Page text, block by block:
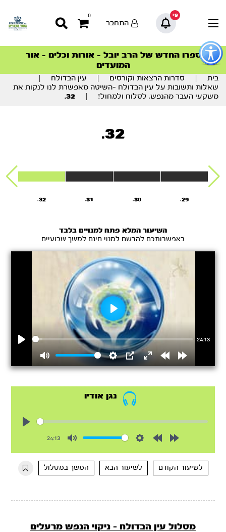
כפתור
לפתיחת
תפריט
9+
0
התחבר
סדרות הפודקאסטים
הסדרה המובילה החודש – דרך המלך
ספרו החדש של הרב יובל – אורות וכלים – אור
המועדים
הצטרפו למהפכת הבריאות הטבעית >
סדרות הפודקאסטים
הסדרה המובילה החודש – דרך המלך
תוכן
מרכזי
בית סדרות הרצאות וקורסים עין הבדולח
שאלות ותשובות על עין הבדולח -השיטה מאפשרת לנו לנקות את
משקעי העבר מהנפש, לסלוח ולמחול!
32.
32.
29.
30.
31.
32.
השיעור המלא פתח למנויים בלבד
באפשרותכם להרשם למנוי חינם למשך שבועיים
24:13
Mute Settings
PIP
EnterRewindForward
Play
נגן אודיו
24:13
10s
10s
לשיעור הקודם
לשיעור הבא המשך במסלול
מסלול עין הבדולח - ניקוי הנפש מרעלים